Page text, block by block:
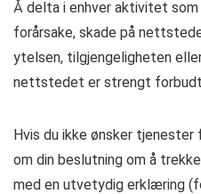
Å delta i enhver aktivitet som
forårsake, skade på
ytelsen, tilgjengeligheten
nettstedet er strengt
Hvis du ikke ønsker tjenester
om din beslutning om å
med en utvetydig erklæring